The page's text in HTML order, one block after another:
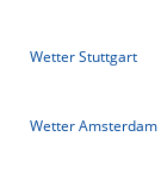
Wetter Stuttgart
Wetter Amsterdam